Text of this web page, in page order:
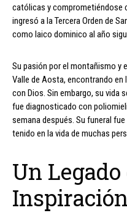
católicas y comprometiéndose
ingresó a la Tercera Orden de
como laico dominico al año
Su pasión por el montañismo y
Valle de Aosta, encontrando
con Dios. Sin embargo, su vida
fue diagnosticado con
semana después. Su funeral
tenido en la vida de muchas
Un Legado
Inspiración